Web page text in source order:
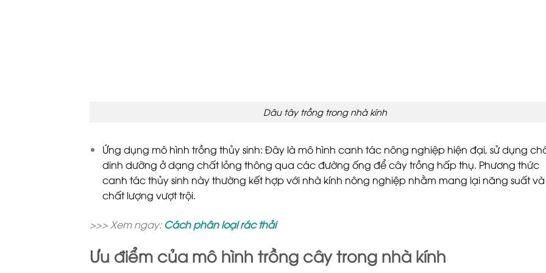
Dâu tây trồng trong nhà kính
Ứng dụng mô hình trồng thủy sinh: Đây là mô hình canh tác nông nghiệp hiện đại, sử dụng
dinh dưỡng ở dạng chất lỏng thông qua các đường ống để cây trồng hấp thụ. Phương thức
canh tác thủy sinh này thường kết hợp với nhà kính nông nghiệp nhằm mang lại năng suất và
chất lượng vượt trội.
>>> Xem ngay: Cách phân loại rác thải
Ưu điểm của mô hình trồng cây trong nhà kính